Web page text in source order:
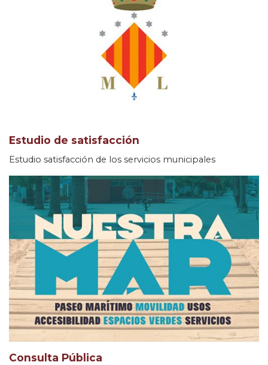
Estudio de satisfacción
Estudio satisfacción de los servicios municipales
Consulta Pública